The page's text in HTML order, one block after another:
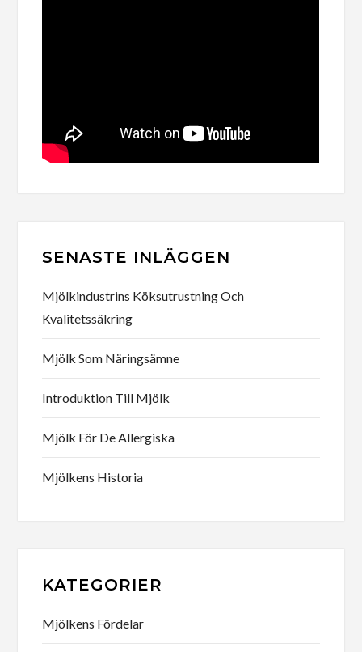
SENASTE INLÄGGEN
Mjölkindustrins Köksutrustning Och
Kvalitetssäkring
Mjölk Som Näringsämne
Introduktion Till Mjölk
Mjölk För De Allergiska
Mjölkens Historia
KATEGORIER
Mjölkens Fördelar